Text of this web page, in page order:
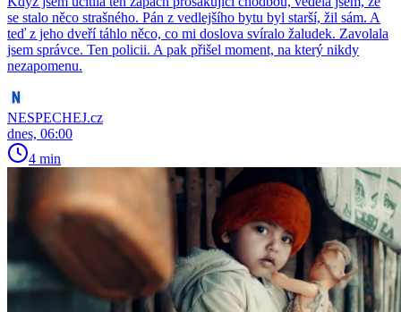
se stalo něco strašného. Pán z vedlejšího bytu byl starší, žil sám. A
teď z jeho dveří táhlo něco, co mi doslova svíralo žaludek. Zavolala
jsem správce. Ten policii. A pak přišel moment, na který nikdy
nezapomenu.
NESPECHEJ.cz
dnes, 06:00
4 min